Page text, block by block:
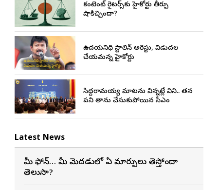
కంటెంట్ రైటర్స్‌కు హైకోర్టు తీర్పు
షాకిచ్చిందా?
ఉదయనిధి స్టాలిన్ అరెస్టు, విడుదల
చేయమన్న హైకోర్టు
సిద్దరామయ్య మాటను విన్నట్లే విని.. తన
పని తాను చేసుకుపోయిన సీఎం
Latest News
మీ ఫోన్… మీ మెదడులో ఏ మార్పులు తెస్తోందా
తెలుసా?